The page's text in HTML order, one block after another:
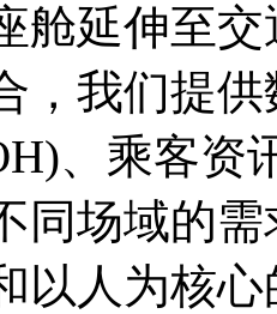
舱延伸至
，我们提
、乘客
同场域的
以人为核